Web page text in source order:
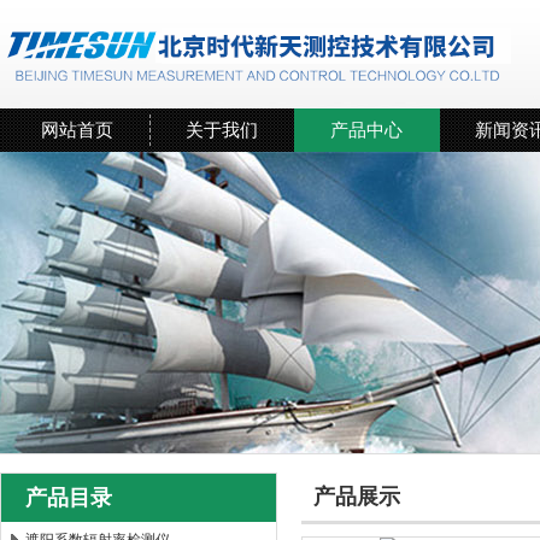
网站首页 关于我们 产品中心 新闻资
产品目录 产品展示